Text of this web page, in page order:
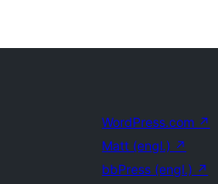
WordPress.com ↗
Matt (engl.) ↗
bbPress (engl.) ↗